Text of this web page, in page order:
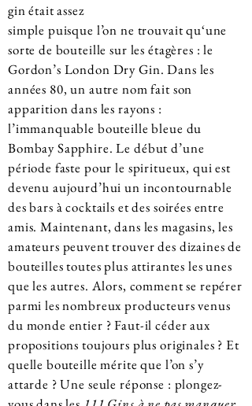
gin était assez
simple puisque l’on ne trouvait qu‘une
sorte de bouteille sur les étagères : le
Gordon’s London Dry Gin. Dans les
années 80, un autre nom fait son
apparition dans les rayons :
l’immanquable bouteille bleue du
Bombay Sapphire. Le début d’une
période faste pour le spiritueux, qui est
devenu aujourd’hui un incontournable
des bars à cocktails et des soirées entre
amis. Maintenant, dans les magasins, les
amateurs peuvent trouver des dizaines de
bouteilles toutes plus attirantes les unes
que les autres. Alors, comment se repérer
parmi les nombreux producteurs venus
du monde entier ? Faut-il céder aux
propositions toujours plus originales ? Et
quelle bouteille mérite que l’on s’y
attarde ? Une seule réponse : plongez-